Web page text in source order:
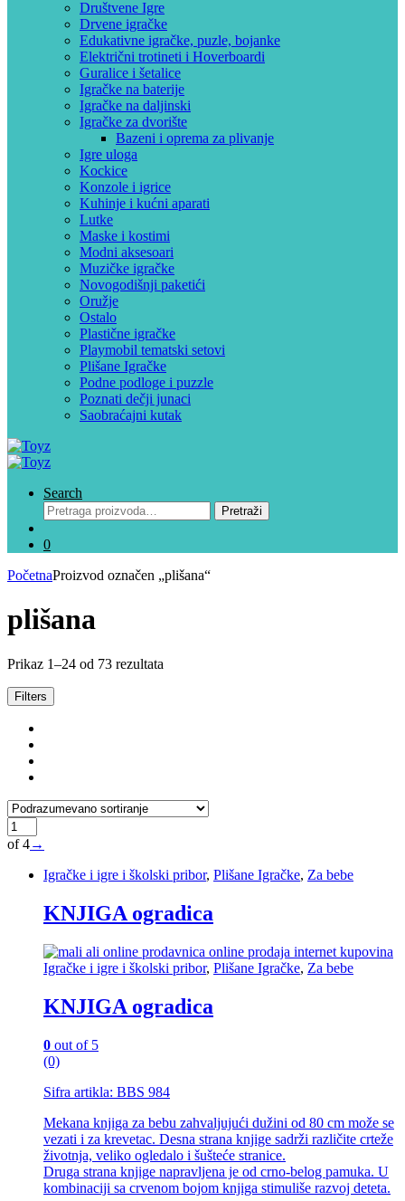
Društvene Igre
Drvene igračke
Edukativne igračke, puzle, bojanke
Električni trotineti i Hoverboardi
Guralice i šetalice
Igračke na baterije
Igračke na daljinski
‎Igračke za dvorište
Bazeni i oprema za plivanje
Igre uloga
Kockice
Konzole i igrice
Kuhinje i kućni aparati
Lutke
Maske i kostimi
Modni aksesoari
Muzičke igračke
Novogodišnji paketići
Oružje
Ostalo
Plastične igračke
Playmobil tematski setovi
Plišane Igračke
Podne podloge i puzzle
Poznati dečji junaci
Saobraćajni kutak
Search
Pretraga
za:
Pretraži
0
PočetnaProizvod označen „plišana“
plišana
Prikaz 1–24 od 73 rezultata
Filters
of 4→
Igračke i igre i školski pribor, Plišane Igračke, Za bebe
KNJIGA ogradica
Igračke i igre i školski pribor, Plišane Igračke, Za bebe
KNJIGA ogradica
0 out of 5
(0)
Sifra artikla: BBS 984
Mekana knjiga za bebu zahvaljujući dužini od 80 cm može se
vezati i za krevetac. Desna strana knjige sadrži različite crteže
životnja, veliko ogledalo i šušteće stranice.
Druga strana knjige napravljena je od crno-belog pamuka. U
kombinaciji sa crvenom bojom knjiga stimuliše razvoj deteta.